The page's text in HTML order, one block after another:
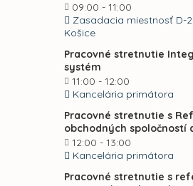
09:00 - 11:00
Zasadacia miestnosť D-
Košice
Pracovné stretnutie
systém
11:00 - 12:00
Kancelária primátora
Pracovné stretnutie s
obchodných spoločností
12:00 - 13:00
Kancelária primátora
Pracovné stretnutie s